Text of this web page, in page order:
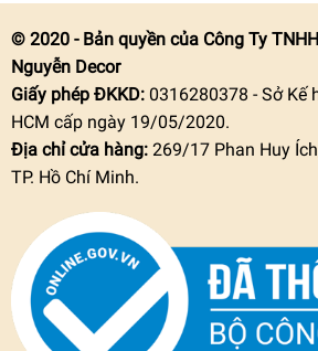
© 2020 - Bản quyền của Công Ty
Nguyễn Decor
Giấy phép ĐKKD:0316280378 - Sở Kế
HCM cấp ngày 19/05/2020.
Địa chỉ cửa hàng: 269/17 Phan Huy
TP. Hồ Chí Minh.